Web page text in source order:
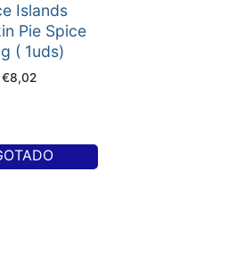
Islands
Pie Spice
( 1uds)
€8,02